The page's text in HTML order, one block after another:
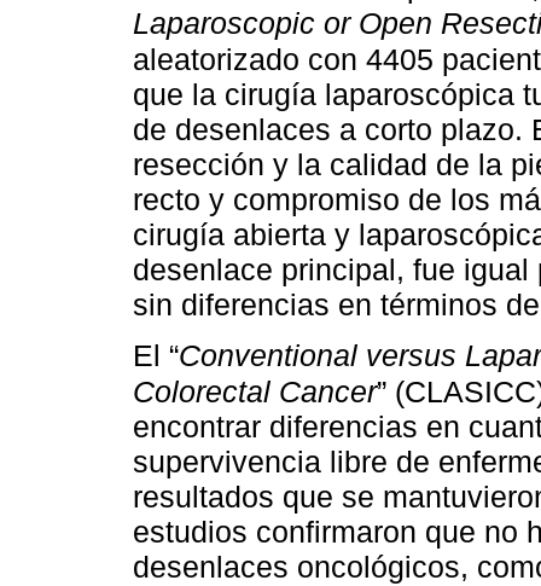
Laparoscopic or Open
aleatorizado con 4405
que la cirugía laparoscópica
de desenlaces a corto plazo.
resección y la calidad de la
recto y compromiso de los
cirugía abierta y
desenlace principal, fue
sin diferencias en términos
El “Conventional versus
Colorectal Cancer”
encontrar diferencias en
supervivencia libre de
resultados que se
estudios confirmaron que no
desenlaces oncológicos,